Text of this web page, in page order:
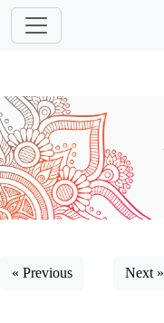
« Previous Next »